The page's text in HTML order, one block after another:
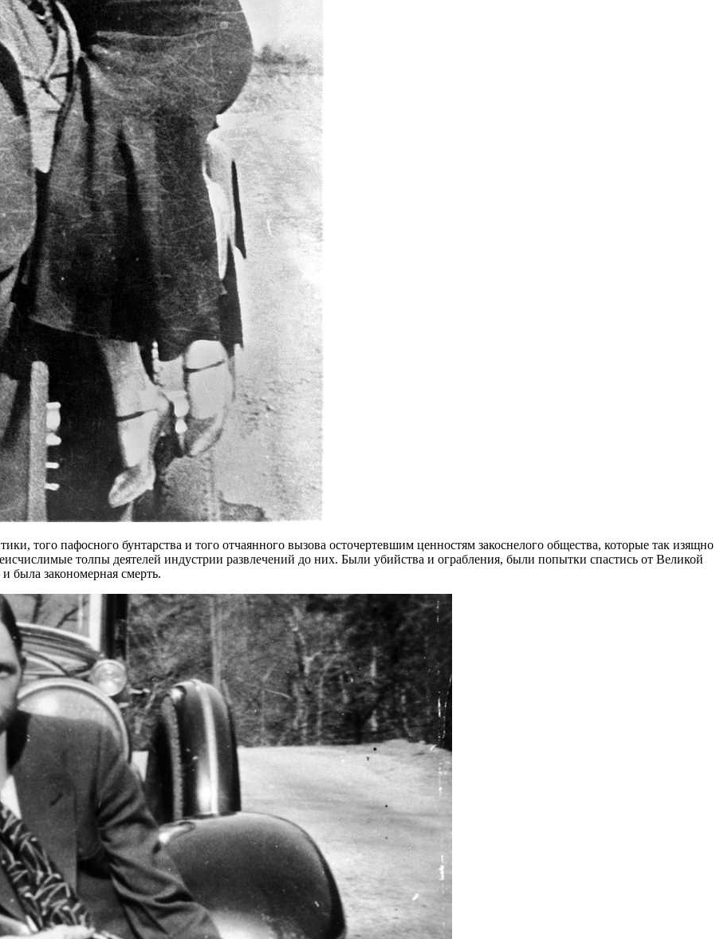
того пафосного бунтарства и того отчаянного вызова осточертевшим ценностям закоснелого общества, которые так изящно
толпы деятелей индустрии развлечений до них. Были убийства и ограбления, были попытки спастись от Великой
была закономерная смерть.